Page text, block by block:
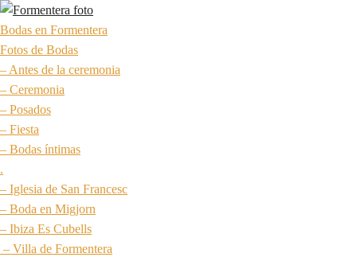
Bodas en Formentera
Fotos de Bodas
– Antes de la ceremonia
– Ceremonia
– Posados
– Fiesta
– Bodas íntimas
.
– Iglesia de San Francesc
– Boda en Migjorn
– Ibiza Es Cubells
– Villa de Formentera